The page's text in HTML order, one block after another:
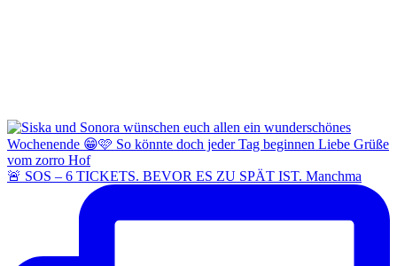
🚨 SOS – 6 TICKETS. BEVOR ES ZU SPÄT IST. Manchma